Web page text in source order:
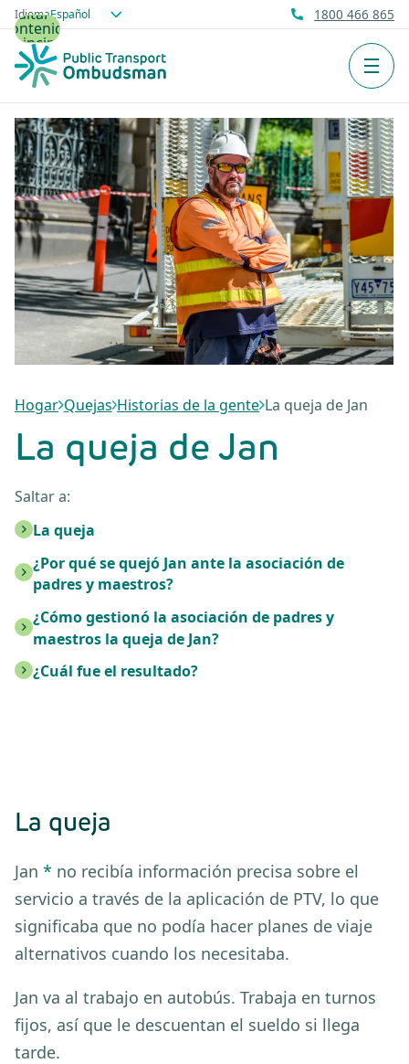
Saltar al
contenido
principal
Idioma 1800 466 865
Hogar Quejas Historias de la gente La queja de Jan
La queja de Jan
Saltar a:
La queja
¿Por qué se quejó Jan ante la asociación de
padres y maestros?
¿Cómo gestionó la asociación de padres y
maestros la queja de Jan?
¿Cuál fue el resultado?
La queja
Jan * no recibía información precisa sobre el
servicio a través de la aplicación de PTV, lo que
significaba que no podía hacer planes de viaje
alternativos cuando los necesitaba.
Jan va al trabajo en autobús. Trabaja en turnos
fijos, así que le descuentan el sueldo si llega
tarde.